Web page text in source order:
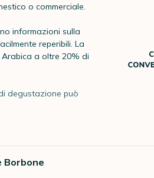
o commerciale.
informazioni sulla
reperibili. La
a oltre 20% di
degustazione può
Borbone